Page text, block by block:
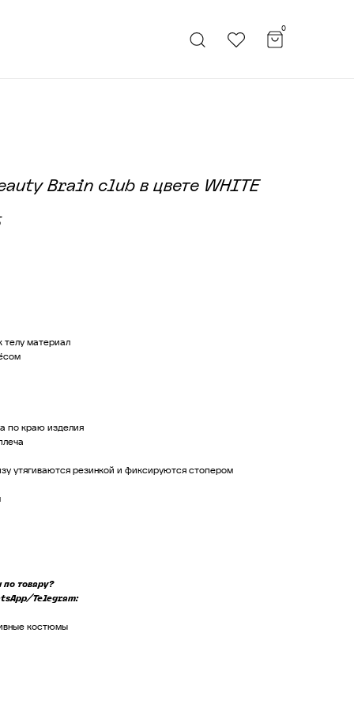
0
Brain club в цвете WHITE
телу материал
по краю изделия
утягиваются резинкой и фиксируются стопером
по товару?
Telegram:
костюмы